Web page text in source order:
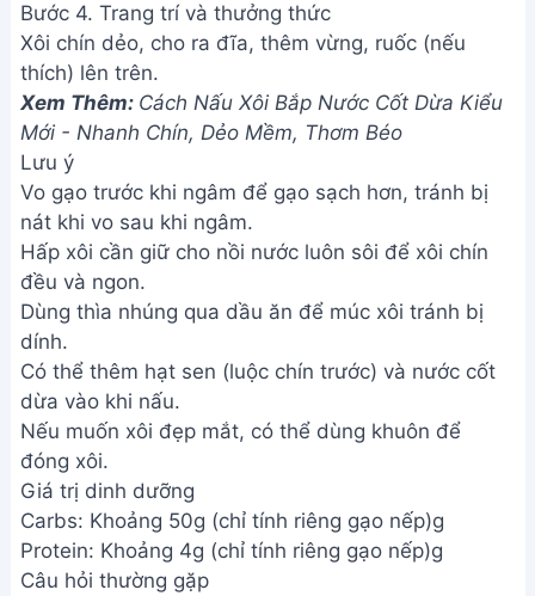
Bước 4. Trang trí và thưởng thức
Xôi chín dẻo, cho ra đĩa, thêm vừng, ruốc (nếu
thích) lên trên.
Xem Thêm: Cách Nấu Xôi Bắp Nước Cốt Dừa Kiểu
Mới - Nhanh Chín, Dẻo Mềm, Thơm Béo
Lưu ý
Vo gạo trước khi ngâm để gạo sạch hơn, tránh bị
nát khi vo sau khi ngâm.
Hấp xôi cần giữ cho nồi nước luôn sôi để xôi chín
đều và ngon.
Dùng thìa nhúng qua dầu ăn để múc xôi tránh bị
dính.
Có thể thêm hạt sen (luộc chín trước) và nước cốt
dừa vào khi nấu.
Nếu muốn xôi đẹp mắt, có thể dùng khuôn để
đóng xôi.
Giá trị dinh dưỡng
Carbs: Khoảng 50g (chỉ tính riêng gạo nếp)g
Protein: Khoảng 4g (chỉ tính riêng gạo nếp)g
Câu hỏi thường gặp